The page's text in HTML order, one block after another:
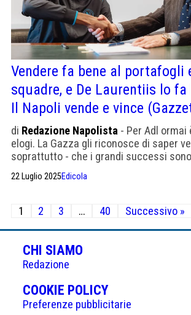
Vendere fa bene al portafogli
squadre, e De Laurentiis lo
Il Napoli vende e vince
di Redazione Napolista - Per Adl ormai
elogi. La Gazza gli riconosce di saper
soprattutto - che i grandi successi
22 Luglio 2025Edicola
Paginazione
degli
articoli
1 2 3 … 40 Successivo »
CHI SIAMO
Redazione
COOKIE POLICY(APRE
IN
Preferenze pubblicitarie